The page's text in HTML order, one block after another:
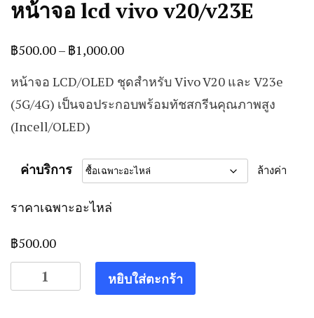
หน้าจอ lcd vivo v20/v23E
฿500.00– ฿1,000.00Price
range:
฿500.00
หน้าจอ LCD/OLED ชุดสำหรับ Vivo V20 และ V23e
(5G/4G) เป็นจอประกอบพร้อมทัชสกรีนคุณภาพสูง
(Incell/OLED)
ค่าบริการ ล้างค่า
ราคาเฉพาะอะไหล่
฿500.00
จำนวน
หน้า
หยิบใส่ตะกร้า